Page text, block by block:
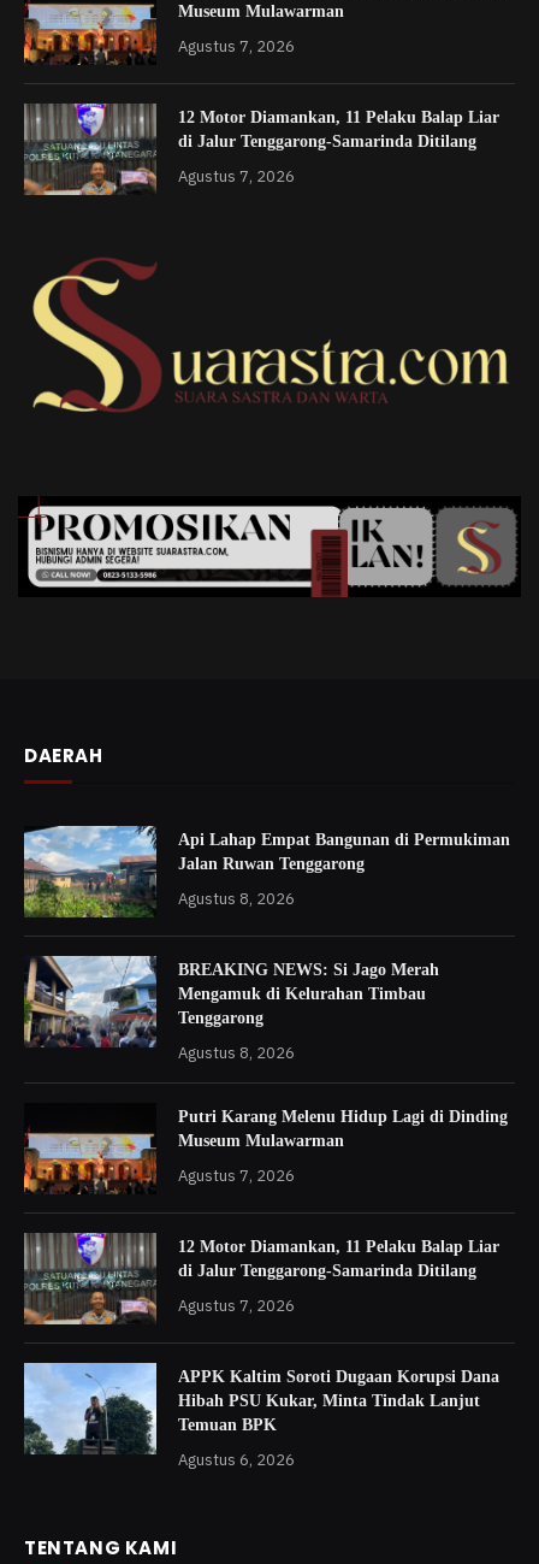
Museum Mulawarman
Agustus 7, 2026
12 Motor Diamankan, 11 Pelaku Balap Liar
di Jalur Tenggarong-Samarinda Ditilang
Agustus 7, 2026
DAERAH
Api Lahap Empat Bangunan di Permukiman
Jalan Ruwan Tenggarong
Agustus 8, 2026
BREAKING NEWS: Si Jago Merah
Mengamuk di Kelurahan Timbau
Tenggarong
Agustus 8, 2026
Putri Karang Melenu Hidup Lagi di Dinding
Museum Mulawarman
Agustus 7, 2026
12 Motor Diamankan, 11 Pelaku Balap Liar
di Jalur Tenggarong-Samarinda Ditilang
Agustus 7, 2026
APPK Kaltim Soroti Dugaan Korupsi Dana
Hibah PSU Kukar, Minta Tindak Lanjut
Temuan BPK
Agustus 6, 2026
TENTANG KAMI